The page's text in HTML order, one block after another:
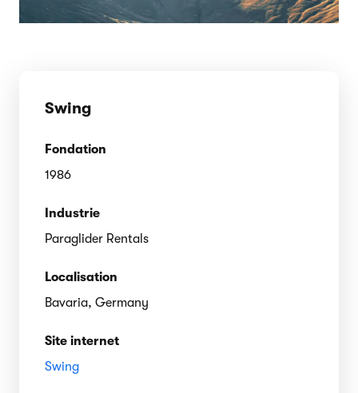
Swing
Fondation
1986
Industrie
Paraglider Rentals
Localisation
Bavaria, Germany
Site internet
Swing